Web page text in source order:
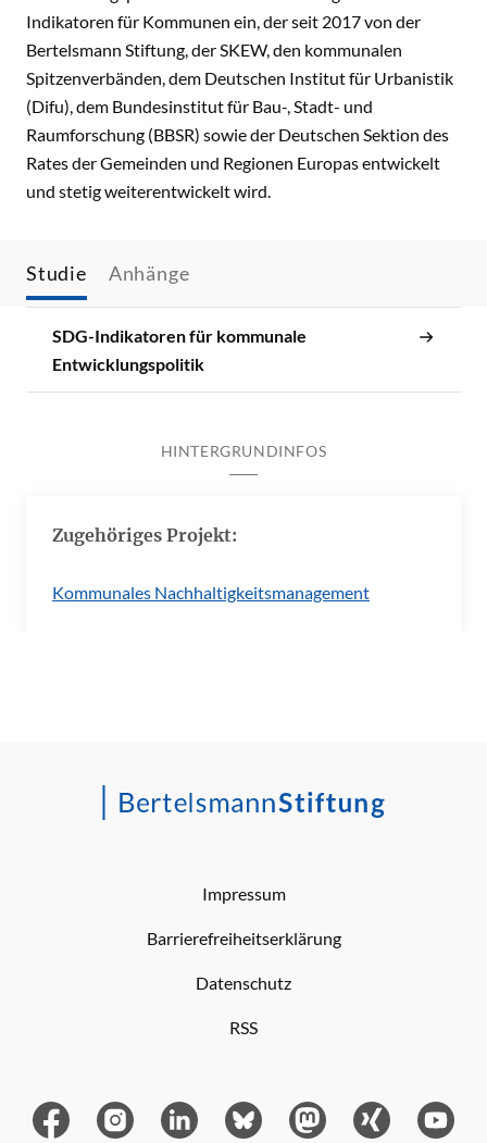
Indikatoren für Kommunen ein, der seit 2017 von der
Bertelsmann Stiftung, der SKEW, den kommunalen
Spitzenverbänden, dem Deutschen Institut für Urbanistik
(Difu), dem Bundesinstitut für Bau-, Stadt- und
Raumforschung (BBSR) sowie der Deutschen Sektion des
Rates der Gemeinden und Regionen Europas entwickelt
und stetig weiterentwickelt wird.
Studie Anhänge
SDG-Indikatoren für kommunale
Entwicklungspolitik
HINTERGRUNDINFOS
Zugehöriges Projekt:
Kommunales Nachhaltigkeitsmanagement
Impressum
Barrierefreiheitserklärung
Datenschutz
RSS